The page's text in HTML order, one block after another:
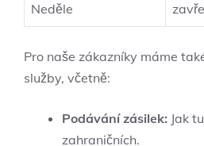
Neděle
Pro naše zákazníky máme
služby, včetně:
Podávání zásilek: Jak
zahraničních.